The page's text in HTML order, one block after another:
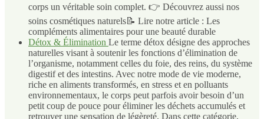
corps un véritable soin complet. 👉 Découvrez aussi nos
soins cosmétiques naturels📝 Lire notre article : Les
compléments alimentaires pour une beauté durable
Détox & Élimination Le terme détox désigne des approches
naturelles visant à soutenir les fonctions d’élimination de
l’organisme, notamment celles du foie, des reins, du système
digestif et des intestins. Avec notre mode de vie moderne,
riche en aliments transformés, en stress et en polluants
environnementaux, le corps peut parfois avoir besoin d’un
petit coup de pouce pour éliminer les déchets accumulés et
retrouver une sensation de légèreté. Dans cette catégorie,